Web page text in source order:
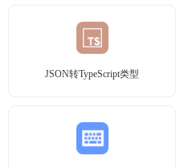
JSON转TypeScript类型